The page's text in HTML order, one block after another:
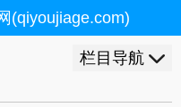
(qiyoujiage.com)
栏目导航